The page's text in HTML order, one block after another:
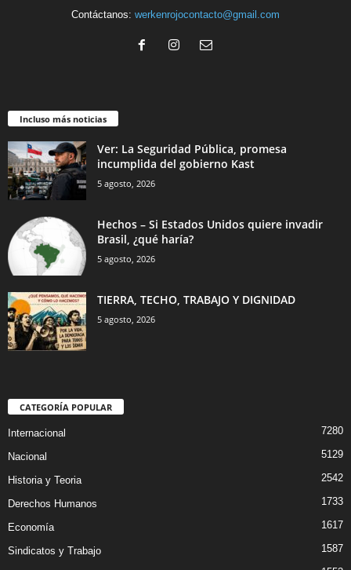
Contáctanos: werkenrojocontacto@gmail.com
Incluso más noticias
Ver: La Seguridad Pública, promesa
incumplida del gobierno Kast
5 agosto, 2026
Hechos – Si Estados Unidos quiere invadir
Brasil, ¿qué haría?
5 agosto, 2026
TIERRA, TECHO, TRABAJO Y DIGNIDAD
5 agosto, 2026
CATEGORÍA POPULAR
Internacional 7280
Nacional 5129
Historia y Teoria 2542
Derechos Humanos 1733
Economía 1617
Sindicatos y Trabajo 1587